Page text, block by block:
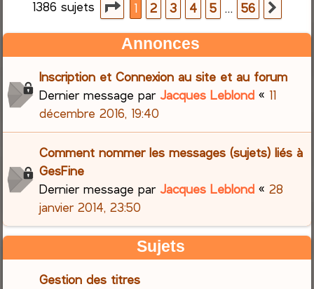
1386 sujets
Page1sur 56
1 2 3 4 5 … 56
Annonces
Inscription et Connexion au site et au forum
Dernier message parJacques Leblond « 11
décembre 2016, 19:40
Comment nommer les messages (sujets) liés à
GesFine
Dernier message parJacques Leblond «28
janvier 2014, 23:50
Sujets
Gestion des titres